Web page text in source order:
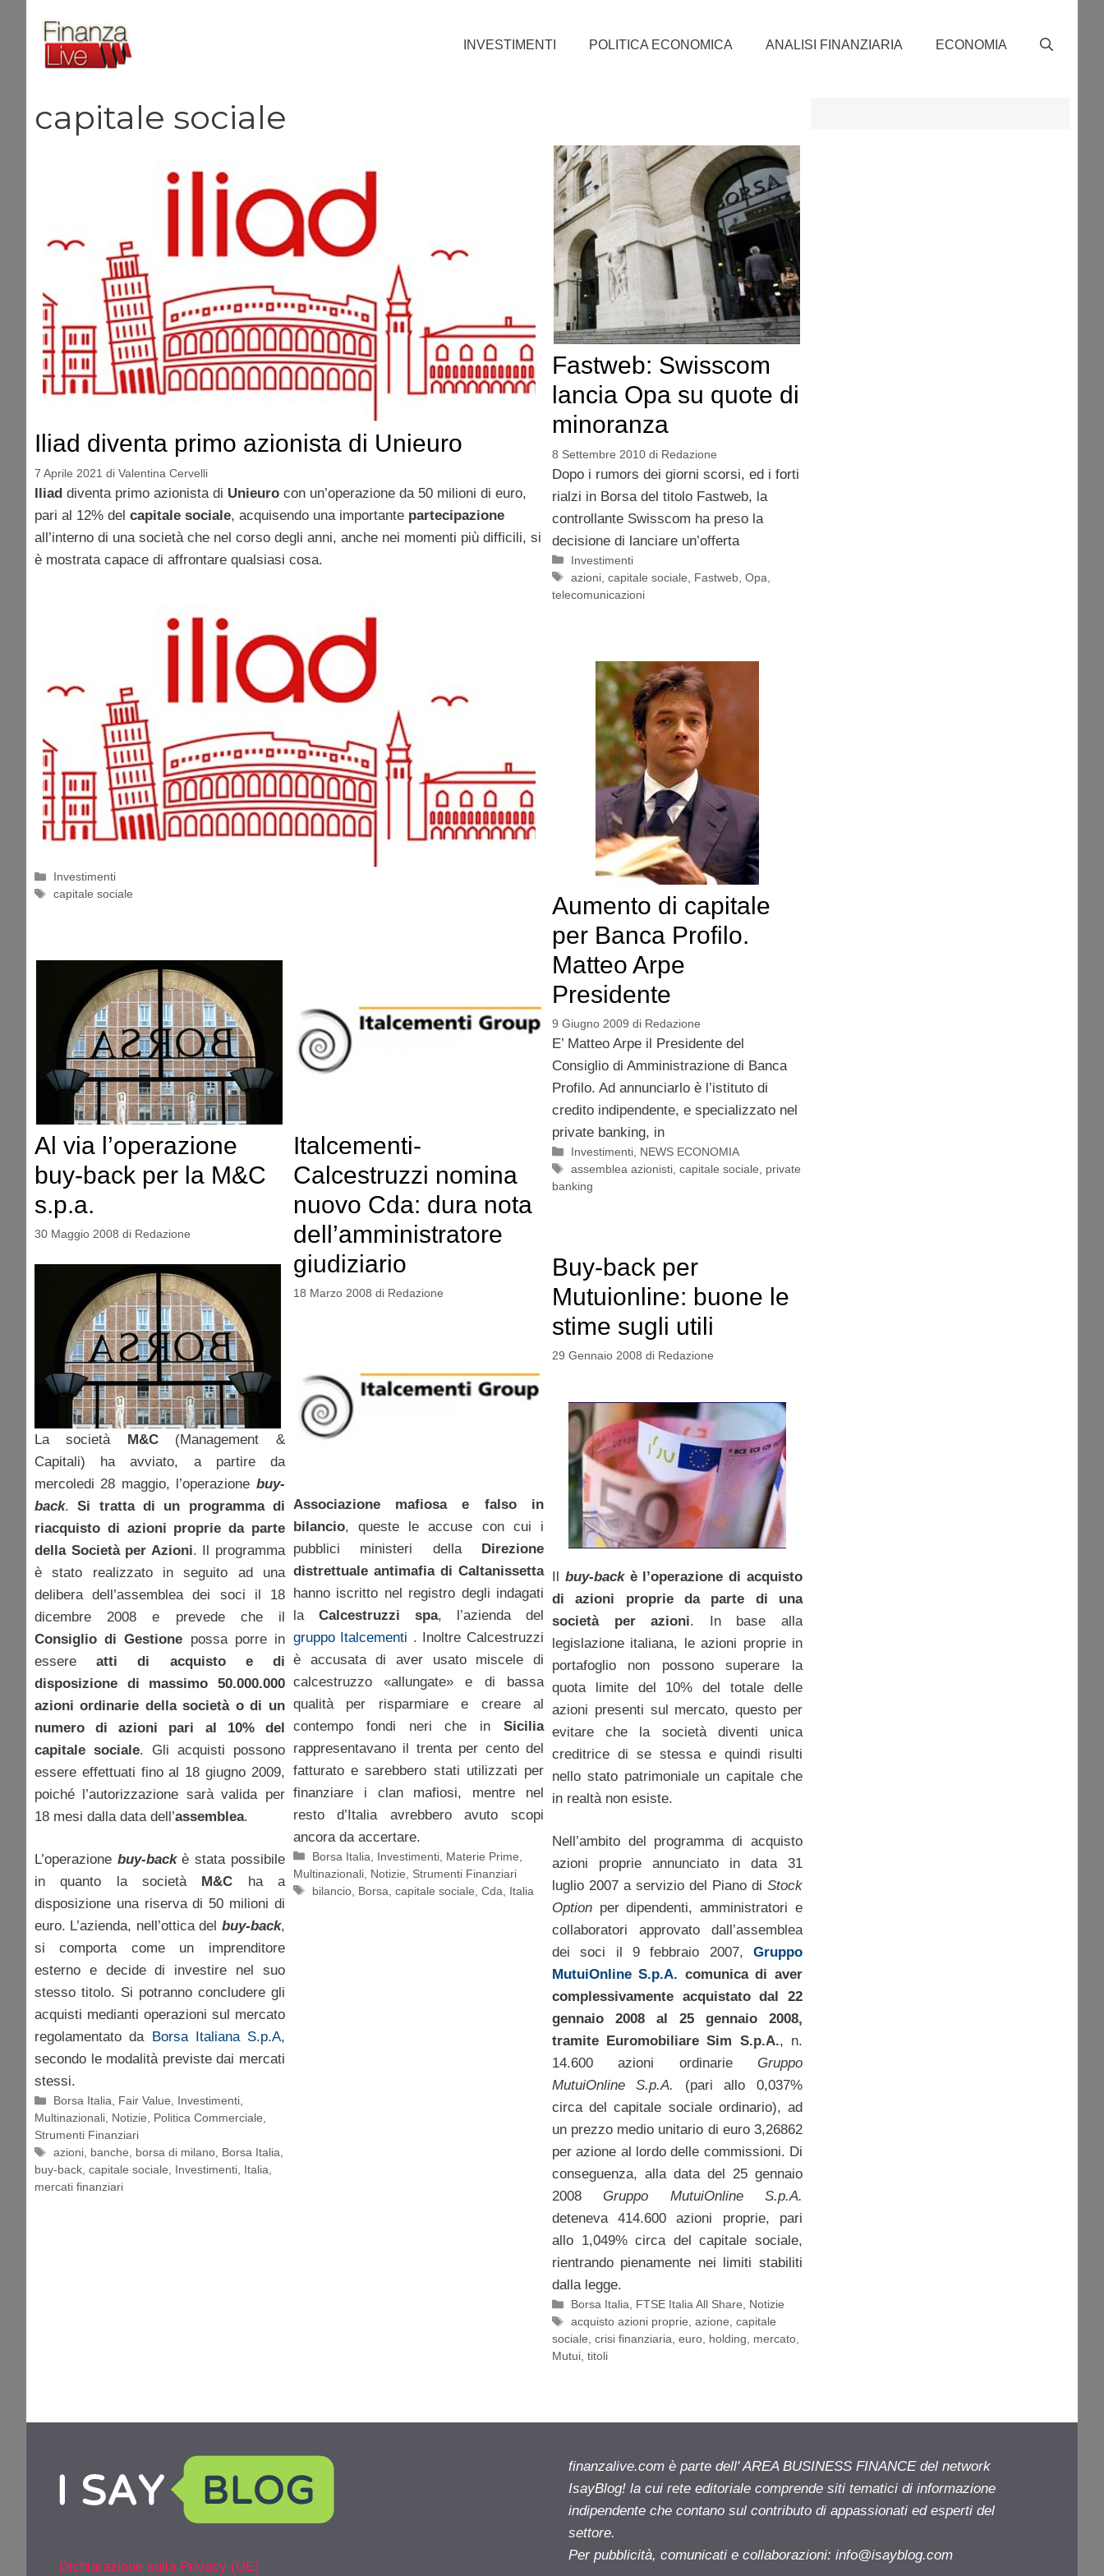
contenuto
INVESTIMENTI POLITICA ECONOMICA ANALISI FINANZIARIA ECONOMIA
capitale sociale
Iliad diventa primo azionista di Unieuro
7 Aprile 2021 di Valentina Cervelli
Iliad diventa primo azionista di Unieuro con un’operazione da 50 milioni di euro,
pari al 12% del capitale sociale, acquisendo una importante partecipazione
all’interno di una società che nel corso degli anni, anche nei momenti più difficili, si
è mostrata capace di affrontare qualsiasi cosa.
Categorie
Investimenti
Tag
capitale sociale
Fastweb: Swisscom
lancia Opa su quote di
minoranza
8 Settembre 2010 di Redazione
Dopo i rumors dei giorni scorsi, ed i forti
rialzi in Borsa del titolo Fastweb, la
controllante Swisscom ha preso la
decisione di lanciare un’offerta
Categorie
Investimenti
Tag
azioni ,capitale sociale Fastweb ,Opa
telecomunicazioni
Aumento di capitale
per Banca Profilo.
Matteo Arpe
Presidente
9 Giugno 2009 di Redazione
E’ Matteo Arpe il Presidente del
Consiglio di Amministrazione di Banca
Profilo. Ad annunciarlo è l’istituto di
credito indipendente, e specializzato nel
private banking, in
Categorie
Investimenti NEWS ECONOMIA
Tag
assemblea azionisti ,capitale sociale
private
banking
Al via l’operazione
buy-back per la M&C
s.p.a.
30 Maggio 2008 di Redazione
La società M&C (Management &
Capitali) ha avviato, a partire da
mercoledi 28 maggio, l’operazione buy-
back. Si tratta di un programma di
riacquisto di azioni proprie da parte
della Società per Azioni. Il programma
è stato realizzato in seguito ad una
delibera dell’assemblea dei soci il 18
dicembre 2008 e prevede che il
Consiglio di Gestione possa porre in
essereatti di acquisto e di
disposizione di massimo 50.000.000
azioni ordinarie della società o di un
numero di azioni pari al 10% del
capitale sociale. Gli acquisti possono
essere effettuati fino al 18 giugno 2009,
poiché l’autorizzazione sarà valida per
18 mesi dalla data dell’assemblea.
L’operazione buy-backè stata possibile
in quanto la società
M&C ha a
disposizione una riserva di 50 milioni di
euro. L’azienda, nell’ottica del buy-back,
si comporta come un imprenditore
esterno e decide di investire nel suo
stesso titolo. Si potranno concludere gli
acquisti medianti operazioni sul mercato
regolamentato da
Borsa Italiana S.p.A,
secondo le modalità previste dai mercati
stessi.
Categorie
Borsa Italia, Fair Value, Investimenti,
Multinazionali, Notizie, Politica Commerciale,
Strumenti Finanziari
Tag
azioni, banche, borsa di milano, Borsa Italia,
buy-back, capitale sociale, Investimenti, Italia,
mercati finanziari
Italcementi-
Calcestruzzi nomina
nuovo Cda: dura nota
dell’amministratore
giudiziario
18 Marzo 2008 di Redazione
Associazione mafiosa e falso in
bilancio, queste le accuse con cui i
pubblici ministeri della Direzione
distrettuale antimafia di Caltanissetta
hanno iscritto nel registro degli indagati
laCalcestruzzi spa, l’azienda del
gruppo Italcementi . Inoltre Calcestruzzi
è accusata di aver usato miscele di
calcestruzzo «allungate» e di bassa
qualità per risparmiare e creare al
contempo fondi neri che in Sicilia
rappresentavano il trenta per cento del
fatturato e sarebbero stati utilizzati per
finanziare i clan mafiosi, mentre nel
resto d’Italia avrebbero avuto scopi
ancora da accertare.
Categorie
Borsa Italia Investimenti Materie Prime
Multinazionali, Notizie
Strumenti Finanziari
Tag
bilancio Borsa ,capitale sociale ,Cda Italia
Buy-back per
Mutuionline: buone le
stime sugli utili
29 Gennaio 2008 di Redazione
Il buy-backè l’operazione di acquisto
di azioni proprie da parte di una
società per azioni. In base alla
legislazione italiana, le azioni proprie in
portafoglio non possono superare la
quota limite del 10% del totale delle
azioni presenti sul mercato, questo per
evitare che la società diventi unica
creditrice di se stessa e quindi risulti
nello stato patrimoniale un capitale che
in realtà non esiste.
Nell’ambito del programma di acquisto
azioni proprie annunciato in data 31
luglio 2007 a servizio del Piano di Stock
Optionper dipendenti, amministratori e
collaboratori approvato dall’assemblea
dei soci il 9 febbraio 2007, Gruppo
MutuiOnline S.p.A. comunica di aver
complessivamente acquistato dal 22
gennaio 2008 al 25 gennaio 2008,
tramite
Euromobiliare Sim S.p.A., n.
14.600 azioni ordinarie Gruppo
MutuiOnline S.p.A.
(pari allo 0,037%
circa del capitale sociale ordinario), ad
un prezzo medio unitario di euro 3,26862
per azione al lordo delle commissioni. Di
conseguenza, alla data del 25 gennaio
2008Gruppo MutuiOnline S.p.A.
deteneva 414.600 azioni proprie, pari
allo 1,049% circa del capitale sociale,
rientrando pienamente nei limiti stabiliti
dalla legge.
Categorie
Borsa Italia, FTSE Italia All Share, Notizie
Tag
acquisto azioni proprie,azione,capitale
sociale, crisi finanziaria, euro, holding, mercato,
Mutui, titoli
Dichiarazione sulla Privacy (UE)
finanzalive.com è parte dell' AREA BUSINESS FINANCE del network
IsayBlog! la cui rete editoriale comprende siti tematici di informazione
indipendente che contano sul contributo di appassionati ed esperti del
settore.
Per pubblicità, comunicati e collaborazioni: info@isayblog.com